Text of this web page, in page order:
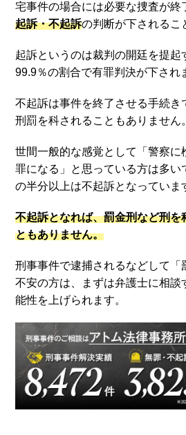
宅事件の場合には必要な捜査が終
起訴・不起訴の判断が下されるこ
起訴というのは裁判の開廷を提起
99.9％の割合で有罪判決が下され
不起訴は事件を終了させる手続き
刑罰を科されることもありません。
世間一般的な感覚として「警察に
罪になる」と思っている方は多い
の半分以上は不起訴となっていま
不起訴となれば、罰金刑など刑を
ともありません。
刑事事件で逮捕されるなどして「
不安の方は、まずは弁護士に相談
能性を上げられます。